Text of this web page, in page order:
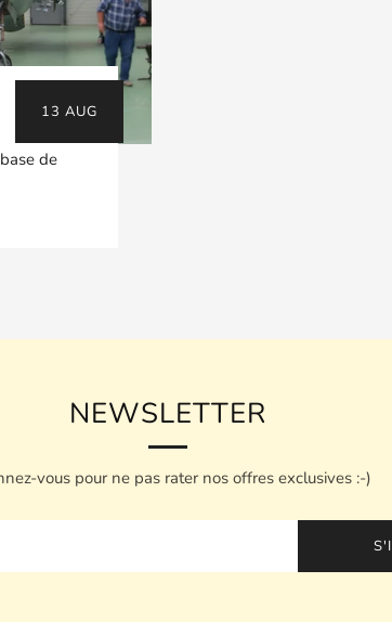
13 AUG
de
NEWSLETTER
vous pour ne pas rater nos offres exclusives :-)